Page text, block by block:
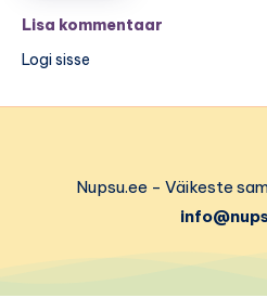
Lisa kommentaar
Logi sisse
Nupsu.ee - Väikeste